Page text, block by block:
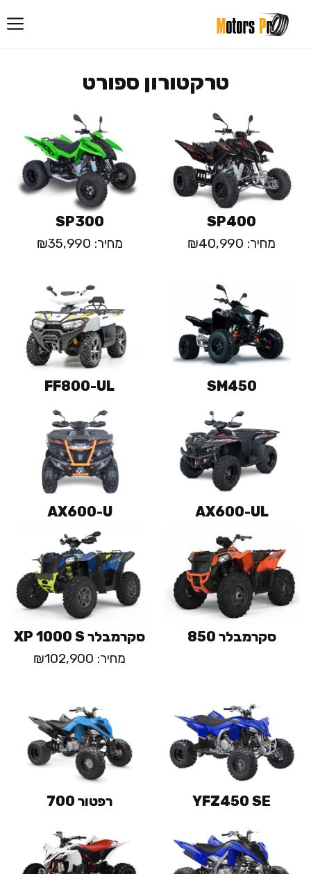
לתוכן
טרקטורון ספורט
SP400
מחיר: ₪40,990
SP300
מחיר: ₪35,990
SM450
FF800-UL
AX600-UL
AX600-U
סקרמבלר 850 סקרמבלר XP 1000 S
מחיר: ₪102,900
YFZ450 SE רפטור 700